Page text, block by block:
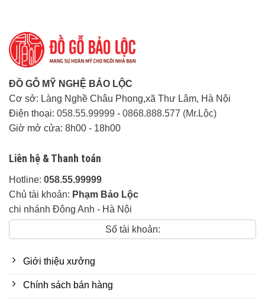
ĐỒ GỖ MỸ NGHỆ BẢO LỘC
Cơ sở: Làng Nghề Châu Phong,xã Thư Lâm, Hà Nội
Điện thoại: 058.55.99999 - 0868.888.577 (Mr.Lộc)
Giờ mở cửa: 8h00 - 18h00
Liên hệ & Thanh toán
Hotline: 058.55.99999
Chủ tài khoản: Phạm Bảo Lộc
chi nhánh Đông Anh - Hà Nội
Số tài khoản:
Giới thiệu xưởng
Chính sách bán hàng